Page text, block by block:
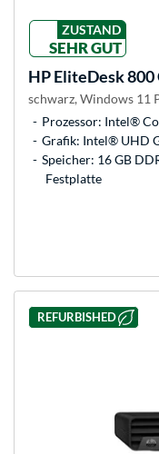
ZUSTAND
SEHR GUT
HPEliteDesk
schwarz, Windows 11
Prozessor: Intel®
Grafik: Intel® UHD
Speicher: 16 GB
Festplatte
REFURBISHED